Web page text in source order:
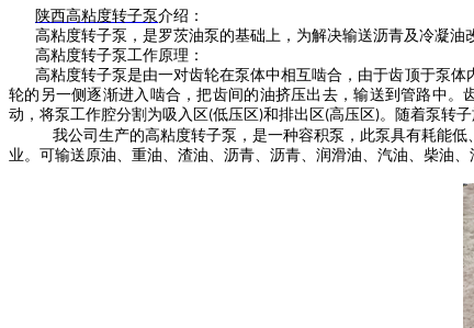
陕西高粘度转子泵介绍：
高粘度转子泵，是罗茨油泵的基础上，为解决输送沥青及冷凝
高粘度转子泵工作原理：
高粘度转子泵是由一对齿轮在泵体中相互啮合，由于齿顶于泵
轮的另一侧逐渐进入啮合，把齿间的油挤压出去，输送到管路中
动，将泵工作腔分割为吸入区 (低压区 )和排出区 (高压区 )。随着泵转
我公司生产的高粘度转子泵，是一种容积泵，此泵具有耗能低
业。可输送原油、重油、渣油、沥青、沥青、润滑油、汽油、柴油